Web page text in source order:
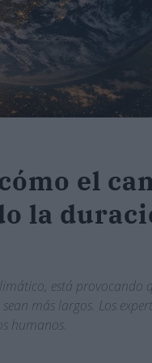
el
la
está provocando
más largos. Los
humanos.